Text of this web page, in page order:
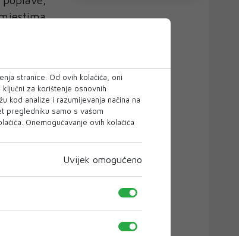
i
u
La
stranice. Od ovih kolačića, oni
za korištenje osnovnih
kod analize i razumijevanja načina na
pregledniku samo s vašom
Onemogućavanje ovih kolačića
Uvijek omogućeno